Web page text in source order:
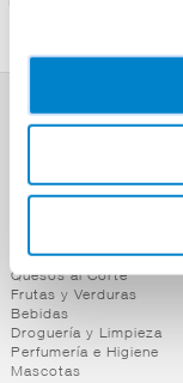
SUPERMERCADO
Desayuno y Merienda
Lácteos
Charcutería
Quesos al Corte
Frutas y Verduras
Bebidas
Droguería y Limpieza
Perfumería e Higiene
Mascotas